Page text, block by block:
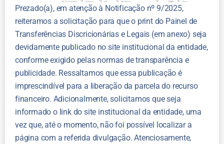
Prezado(a), em atenção à Notificação nº 9/2025,
reiteramos a solicitação para que o print do Painel de
Transferências Discricionárias e Legais (em anexo) seja
devidamente publicado no site institucional da entidade,
conforme exigido pelas normas de transparência e
publicidade. Ressaltamos que essa publicação é
imprescindível para a liberação da parcela do recurso
financeiro. Adicionalmente, solicitamos que seja
informado o link do site institucional da entidade, uma
vez que, até o momento, não foi possível localizar a
página com a referida divulgação. Atenciosamente,